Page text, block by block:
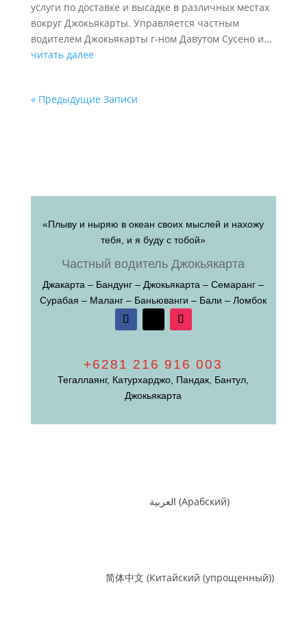
услуги по доставке и высадке в различных местах
вокруг Джокьякарты. Управляется частным
водителем Джокьякарты г-ном Давутом Сусено и...
читать далее
« Предыдущие Записи
«Плыву и ныряю в океан своих мыслей и нахожу
тебя, и я буду с тобой»
Частный водитель Джокьякарта
Джакарта – Бандунг – Джокьякарта – Семаранг –
Сурабая – Маланг – Баньюванги – Бали – Ломбок
+6281 216 916 003
Тегаллаянг, Катурхарджо, Пандак, Бантул,
Джокьякарта
العربية (Арабский)
简体中文 (Китайский (упрощенный))